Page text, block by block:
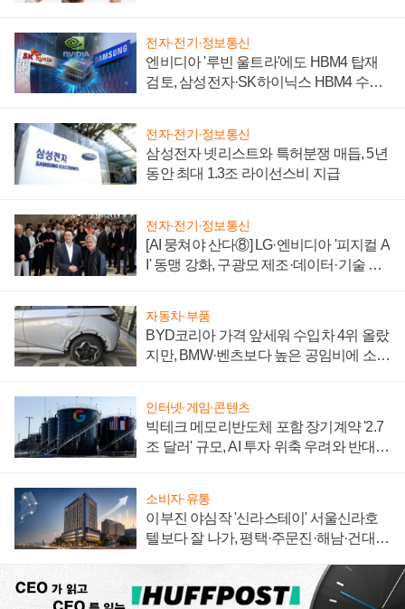
전자·전기·정보통신
엔비디아 '루빈 울트라'에도 HBM4 탑재
검토, 삼성전자·SK하이닉스 HBM4 수율
전자·전기·정보통신
삼성전자 넷리스트와 특허분쟁 매듭, 5년
동안 최대 1.3조 라이선스비 지급
전자·전기·정보통신
[AI 뭉쳐야 산다⑧] LG·엔비디아 '피지컬 A
I' 동맹 강화, 구광모 제조·데이터·기술 결
자동차·부품
BYD코리아 가격 앞세워 수입차 4위 올랐
지만, BMW·벤츠보다 높은 공임비에 소비
인터넷·게임·콘텐츠
빅테크 메모리반도체 포함 장기계약 '2.7
조 달러' 규모, AI 투자 위축 우려와 반대
소비자·유통
이부진 야심작 '신라스테이' 서울신라호
텔보다 잘 나가, 평택·주문진·해남·건대로